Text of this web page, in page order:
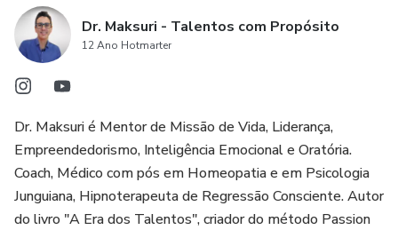
Liderança, Coaching, Oratória e Gestão de Talentos, com
turnês por mais de 10 países. Criador do método Passion
and Talents e do Assessment de Mapeamento de
Talentos Online MTOL®, fundador da Talt Coaching
Treinamentos, autor do livro “A Era dos Talentos”. Dentre
seus clientes corporativos estão Ford, Volkswagen, Net,
Magazine Luiza, Banco do Brasil, Caixa Econômica, Senai,
Coca Cola e outros.
Dr. Maksuri - Talentos com Propósito
12 Ano Hotmarter
Dr. Maksuri é Mentor de Missão de Vida, Liderança,
Empreendedorismo, Inteligência Emocional e Oratória.
Coach, Médico com pós em Homeopatia e em Psicologia
Junguiana, Hipnoterapeuta de Regressão Consciente. Autor
do livro "A Era dos Talentos", criador do método Passion